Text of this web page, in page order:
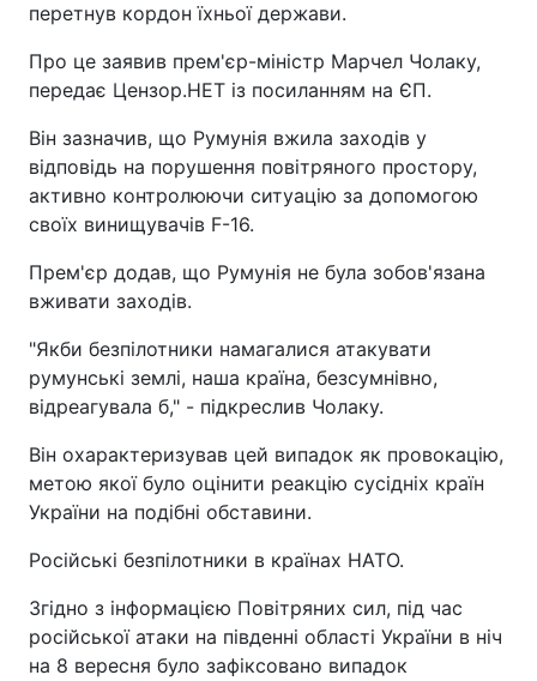
перетнув кордон їхньої держави.
Про це заявив прем'єр-міністр Марчел Чолаку,
передає Цензор.НЕТ із посиланням на ЄП.
Він зазначив, що Румунія вжила заходів у
відповідь на порушення повітряного простору,
активно контролюючи ситуацію за допомогою
своїх винищувачів F-16.
Прем'єр додав, що Румунія не була зобов'язана
вживати заходів.
"Якби безпілотники намагалися атакувати
румунські землі, наша країна, безсумнівно,
відреагувала б," - підкреслив Чолаку.
Він охарактеризував цей випадок як провокацію,
метою якої було оцінити реакцію сусідніх країн
України на подібні обставини.
Російські безпілотники в країнах НАТО.
Згідно з інформацією Повітряних сил, під час
російської атаки на південні області України в ніч
на 8 вересня було зафіксовано випадок